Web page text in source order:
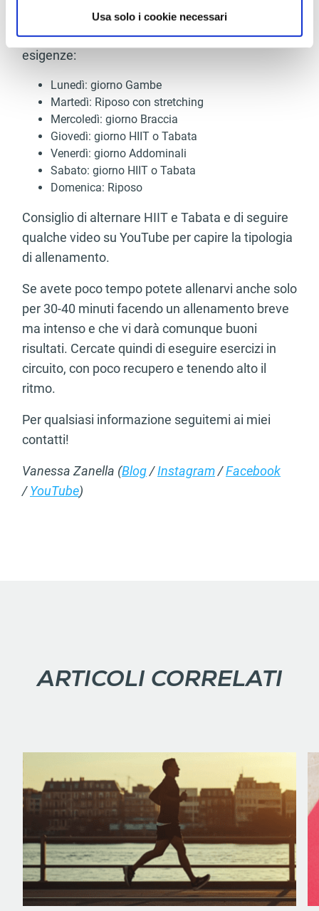
raccogliere informazioni sulla tua posizione
metro,
attivamente alla ricerca di caratteristiche specifiche
(impronte digitali).
Approfondisci come vengono elaborati i tuoi dati personali
e imposta le tue preferenze nellasezione dettagli
modificare o ritirare il tuo consenso in qualsiasi momento
dalla Dichiarazione sui cookie.
annunci, per fornire funzionalità dei social media e per
analizzare il nostro traffico. Condividiamo inoltre
informazioni sul modo in cui utilizza il nostro sito con i
pubblicità e social media, i quali potrebbero combinarle
con altre informazioni che ha fornito loro o che hanno
raccolto dal suo utilizzo dei loro servizi.
Usa solo i cookie necessari
semplice schema settimanale di allenamento,
che voi potrete variare a seconda delle vostre
esigenze:
Lunedì: giorno Gambe
Martedì: Riposo con stretching
Mercoledì: giorno Braccia
Giovedì: giorno HIIT o Tabata
Venerdì: giorno Addominali
Sabato: giorno HIIT o Tabata
Domenica: Riposo
Consiglio di alternare HIIT e Tabata e di seguire
qualche video su YouTube per capire la tipologia
di allenamento.
Se avete poco tempo potete allenarvi anche solo
per 30-40 minuti facendo un allenamento breve
ma intenso e che vi darà comunque buoni
risultati. Cercate quindi di eseguire esercizi in
circuito, con poco recupero e tenendo alto il
ritmo.
Per qualsiasi informazione seguitemi ai miei
contatti!
Vanessa Zanella (Blog/Instagram/Facebook
/YouTube)
ARTICOLI CORRELATI